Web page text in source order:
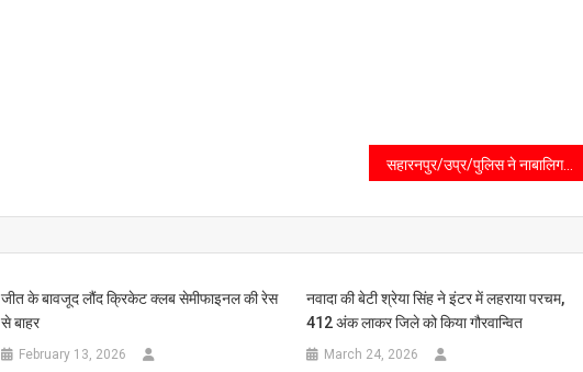
सहारनपुर/उप्र/पुलिस ने नाबालिग से दुष्कर्म के एक आरोपी को गिरफ्तार करने में सफलता प्राप्त की है। पुलिस ने आवश्यक कार्यवाही करने के बाद न्यायालय में पेश किया है।
जीत के बावजूद लौंद क्रिकेट क्लब सेमीफाइनल की रेस
से बाहर
February 13, 2026
नवादा की बेटी श्रेया सिंह ने इंटर में लहराया परचम,
412 अंक लाकर जिले को किया गौरवान्वित
March 24, 2026